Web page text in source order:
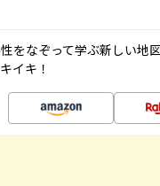
をなぞって学ぶ新しい地
イキ！